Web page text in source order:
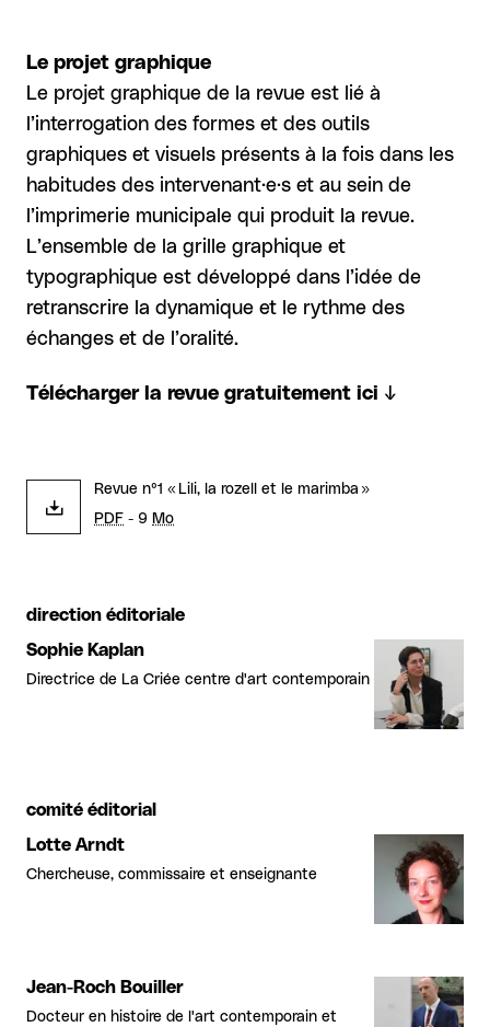
Le projet graphique
Le projet graphique de la revue est lié à
l’interrogation des formes et des outils
graphiques et visuels présents à la fois dans les
habitudes des intervenant·e·s et au sein de
l’imprimerie municipale qui produit la revue.
L’ensemble de la grille graphique et
typographique est développé dans l’idée de
retranscrire la dynamique et le rythme des
échanges et de l’oralité.
Télécharger la revue gratuitement ici ↓
Revue n°1 « Lili, la rozell et le marimba »
PDF - 9 Mo
direction éditoriale
Sophie Kaplan
Directrice de La Criée centre d'art contemporain
comité éditorial
Lotte Arndt
Chercheuse, commissaire et enseignante
Jean-Roch Bouiller
Docteur en histoire de l'art contemporain et